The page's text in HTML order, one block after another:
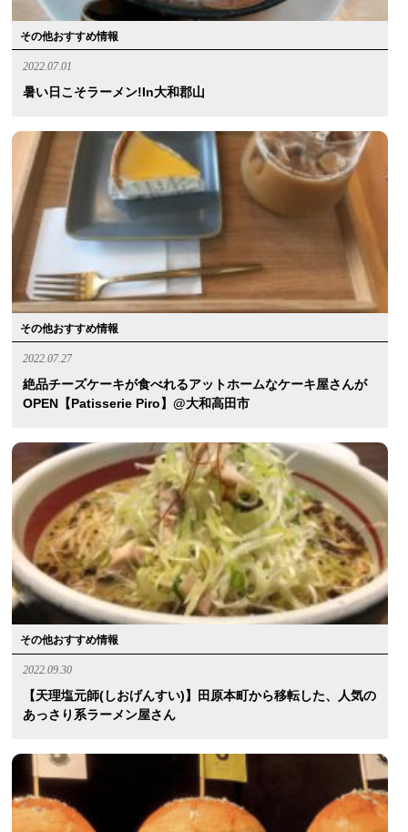
その他おすすめ情報
2022.07.01
暑い日こそラーメン!in大和郡山
その他おすすめ情報
2022.07.27
絶品チーズケーキが食べれるアットホームなケーキ屋さんが
OPEN【patisserie Piro】@大和高田市
その他おすすめ情報
2022.09.30
【天理塩元師(しおげんすい)】田原本町から移転した、人気の
あっさり系ラーメン屋さん